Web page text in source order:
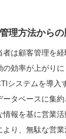
理方法からの
者は顧客管理を
の効率が上がり
システムを導入
ータベースに集
情報を基に営業
より、無駄な営